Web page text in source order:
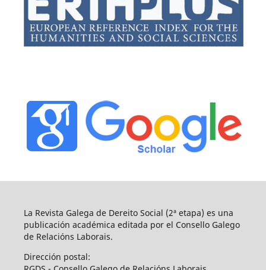
La Revista Galega de Dereito Social (2ª etapa) es una
publicación académica editada por el Consello Galego
de Relacións Laborais.
Dirección postal: